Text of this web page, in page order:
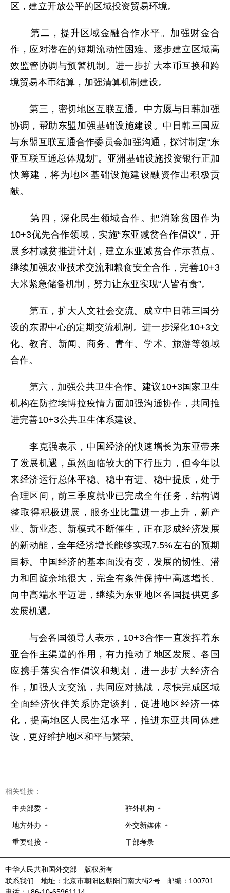
区，建立开放公平的区域投资贸易环境。
第二，提升区域金融合作水平。加强财金合
作，应对潜在的短期流动性困难。逐步建立区域高
效监管协调与预警机制。进一步扩大本币互换和跨
境贸易本币结算，加强清算机制建设。
第三，密切地区互联互通。中方愿与日韩加强
协调，帮助东盟加强基础设施建设。中日韩三国应
与东盟互联互通合作委员会加强沟通，探讨制定“东
亚互联互通总体规划”。亚洲基础设施投资银行正加
快筹建，将为地区基础设施建设融资作出积极贡
献。
第四，深化民生领域合作。把消除贫困作为
10+3优先合作领域，实施“东亚减贫合作倡议”，开
展乡村减贫推进计划，建立东亚减贫合作示范点。
继续加强农业技术交流和粮食安全合作，完善10+3
大米紧急储备机制，努力让东亚实现“人皆有食”。
第五，扩大人文社会交流。成立中日韩三国分
设的东盟中心的定期交流机制。进一步深化10+3文
化、教育、新闻、商务、青年、学术、旅游等领域
合作。
第六，加强公共卫生合作。建议10+3国家卫生
机构在防控埃博拉疫情方面加强沟通协作，共同推
进完善10+3公共卫生体系建设。
李克强表示，中国经济的快速增长为东亚带来
了发展机遇，虽然面临较大的下行压力，但今年以
来经济运行总体平稳、稳中有进、稳中提质，处于
合理区间，前三季度就业已完成全年任务，结构调
整取得积极进展，服务业比重进一步上升，新产
业、新业态、新模式不断催生，正在形成经济发展
的新动能，全年经济增长能够实现7.5%左右的预期
目标。中国经济的基本面没有变，发展的韧性、潜
力和回旋余地很大，完全有条件保持中高速增长、
向中高端水平迈进，继续为东亚地区各国提供更多
发展机遇。
与会各国领导人表示，10+3合作一直发挥着东
亚合作主渠道的作用，有力推动了地区发展。各国
应携手落实合作倡议和规划，进一步扩大经济合
作，加强人文交流，共同应对挑战，尽快完成区域
全面经济伙伴关系协定谈判，促进地区经济一体
化，提高地区人民生活水平，推进东亚共同体建
设，更好维护地区和平与繁荣。
相关链接：
中央部委 驻外机构
地方外办 外交新媒体
重要链接 干部考录
中华人民共和国外交部 版权所有
联系我们 地址：北京市朝阳区朝阳门南大街2号 邮编：100701